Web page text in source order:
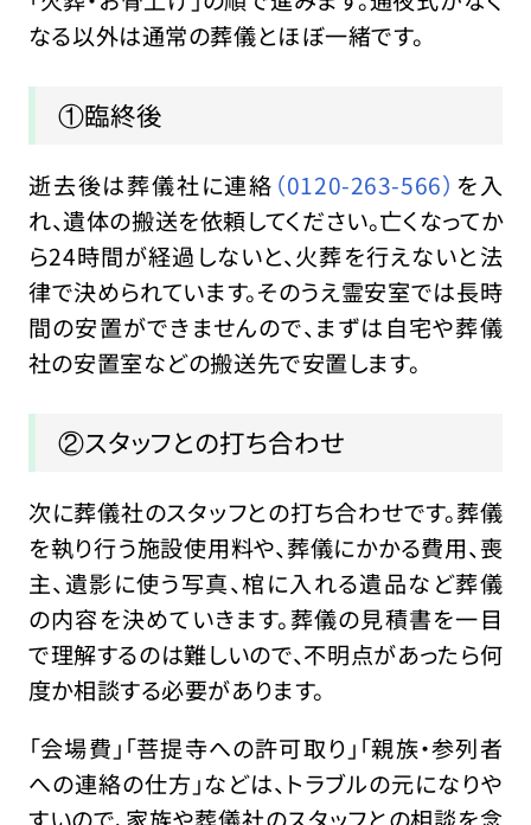
なる以外は通常の葬儀とほぼ一緒です。
①臨終後
逝去後は葬儀社に連絡 （0120-263-566） を入
れ、遺体の搬送を依頼してください。亡くなってか
ら24時間が経過しないと、火葬を行えないと法
律で決められています。そのうえ霊安室では長時
間の安置ができませんので、まずは自宅や葬儀
社の安置室などの搬送先で安置します。
②スタッフとの打ち合わせ
次に葬儀社のスタッフとの打ち合わせです。葬儀
を執り行う施設使用料や、葬儀にかかる費用、喪
主、遺影に使う写真、棺に入れる遺品など葬儀
の内容を決めていきます。葬儀の見積書を一目
で理解するのは難しいので、不明点があったら何
度か相談する必要があります。
「会場費」「菩提寺への許可取り」「親族・参列者
への連絡の仕方」などは、トラブルの元になりや